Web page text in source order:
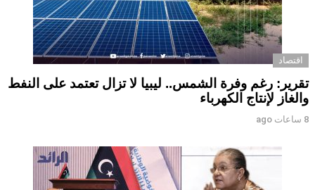
اقتصاد
تقرير: رغم وفرة الشمس.. ليبيا لا تزال تعتمد على النفط
والغاز لإنتاج الكهرباء
8 ساعات ago